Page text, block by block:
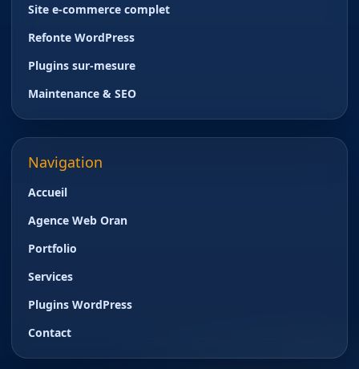
Site e-commerce complet
Refonte WordPress
Plugins sur-mesure
Maintenance & SEO
Navigation
Accueil
Agence Web Oran
Portfolio
Services
Plugins WordPress
Contact